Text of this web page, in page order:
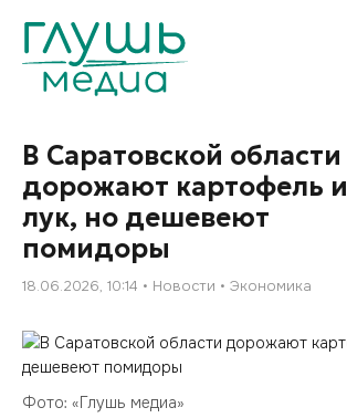
В Саратовской области
дорожают картофель и
лук, но дешевеют
помидоры
18.06.2026, 10:14 Новости Экономика
Фото: «Глушь медиа»